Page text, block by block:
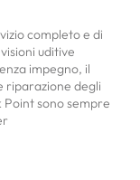
completo e di
uditive
impegno, il
riparazione degli
sono sempre